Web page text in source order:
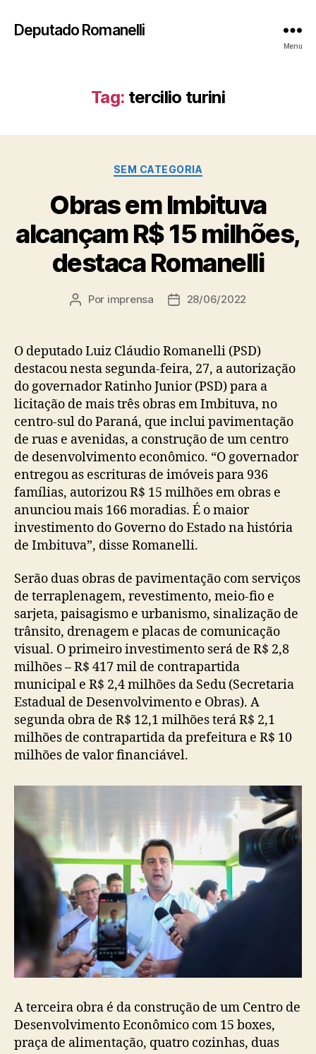
Deputado Romanelli
Menu
Tag: tercilio turini
Categorias
SEM CATEGORIA
Obras em Imbituva
alcançam R$ 15 milhões,
destaca Romanelli
Autor
Por imprensa
Data28/06/2022
O deputado Luiz Cláudio Romanelli (PSD)
destacou nesta segunda-feira, 27, a autorização
do governador Ratinho Junior (PSD) para a
licitação de mais três obras em Imbituva, no
centro-sul do Paraná, que inclui pavimentação
de ruas e avenidas, a construção de um centro
de desenvolvimento econômico. “O governador
entregou as escrituras de imóveis para 936
famílias, autorizou R$ 15 milhões em obras e
anunciou mais 166 moradias. É o maior
investimento do Governo do Estado na história
de Imbituva”, disse Romanelli.
Serão duas obras de pavimentação com serviços
de terraplenagem, revestimento, meio-fio e
sarjeta, paisagismo e urbanismo, sinalização de
trânsito, drenagem e placas de comunicação
visual. O primeiro investimento será de R$ 2,8
milhões – R$ 417 mil de contrapartida
municipal e R$ 2,4 milhões da Sedu (Secretaria
Estadual de Desenvolvimento e Obras). A
segunda obra de R$ 12,1 milhões terá R$ 2,1
milhões de contrapartida da prefeitura e R$ 10
milhões de valor financiável.
A terceira obra é da construção de um Centro de
Desenvolvimento Econômico com 15 boxes,
praça de alimentação, quatro cozinhas, duas